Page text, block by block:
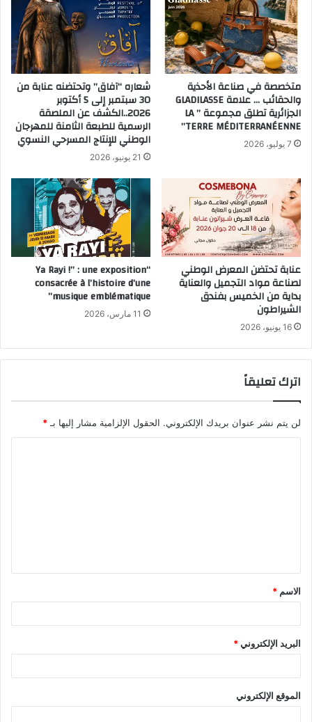
متخصصة في صناعة الأحذية
والحقائب … علامة GLADILASSE
الجزائرية تطلق مجموعة ” LA
TERRE MÉDITERRANÉENNE”
7 يوليو، 2026
شعاره “آفاق” وتحتضنه عنابة من
30 سبتمبر إلى 5 أكتوبر
2026..الكشف عن الملصقة
الرسمية للطبعة الثامنة للمهرجان
الوطني للإنتاج المسرحي النسوي
21 يونيو، 2026
عنابة تحتضن المعرض الوطني
لصناعة مواد التجميل والعناية
بداية من الخميس بفندق
الشيراطون
16 يونيو، 2026
“Ya Rayi !” : une exposition
consacrée à l’histoire d’une
musique emblématique”
11 مارس، 2026
اترك تعليقاً
لن يتم نشر عنوان بريدك الإلكتروني. الحقول الإلزامية مشار إليها بـ *
ق
*
الاسم *
البريد الإلكتروني*
الموقع الإلكتروني